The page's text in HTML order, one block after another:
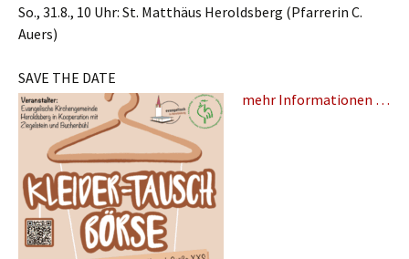
So., 31.8., 10 Uhr: St. Matthäus Heroldsberg (Pfarrerin C.
Auers)
SAVE THE DATE
mehr Informationen …